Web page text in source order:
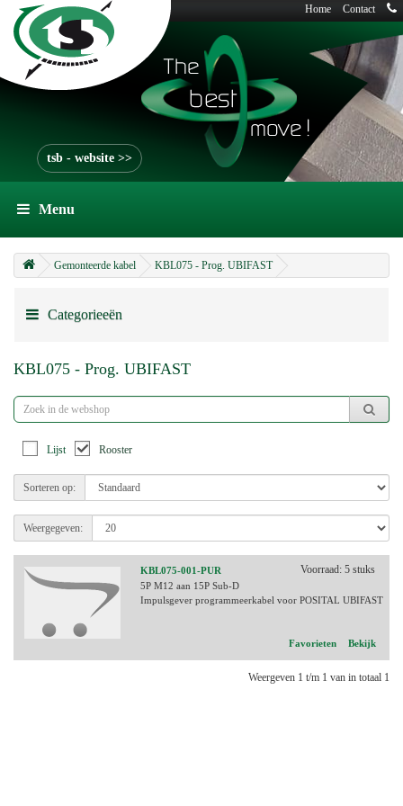
Home Contact
tsb - website >>
Menu
Gemonteerde kabel KBL075 - Prog. UBIFAST
Categorieeën
KBL075 - Prog. UBIFAST
Lijst Rooster
Sorteren op:
Weergegeven:
Voorraad: 5 stuks
KBL075-001-PUR
5P M12 aan 15P Sub-D
Impulsgever programmeerkabel voor POSITAL UBIFAST
Favorieten Bekijk
Weergeven 1 t/m 1 van in totaal 1